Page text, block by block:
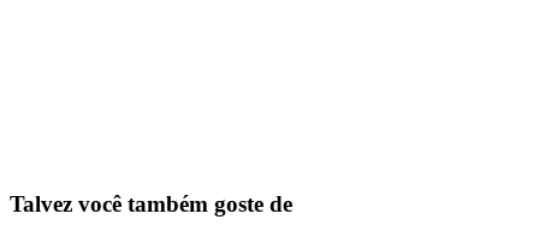
Talvez você também goste de